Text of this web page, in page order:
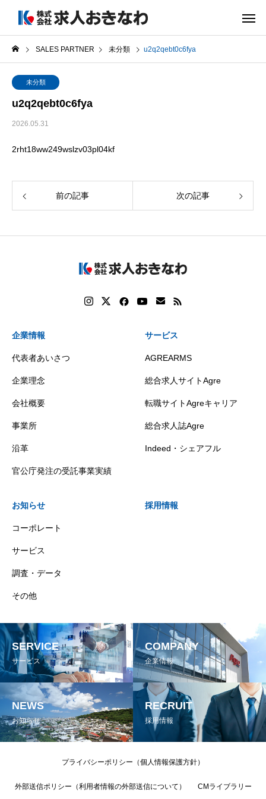
SALES PARTNER 未分類 u2q2qebt0c6fya
未分類
u2q2qebt0c6fya
2026.05.31
2rht18ww249wslzv03pl04kf
前の記事 次の記事
企業情報
代表者あいさつ
企業理念
会社概要
事業所
沿革
官公庁発注の受託事業実績
サービス
AGREARMS
総合求人サイトAgre
転職サイトAgreキャリア
総合求人誌Agre
Indeed・シェアフル
お知らせ
コーポレート
サービス
調査・データ
その他
採用情報
SERVICE
サービス
COMPANY
企業情報
NEWS
お知らせ
RECRUIT
採用情報
プライバシーポリシー（個人情報保護方針）
外部送信ポリシー（利用者情報の外部送信について） CMライブラリー